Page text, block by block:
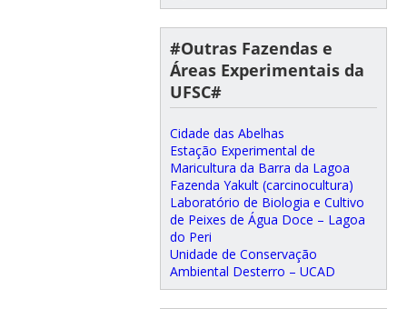
#Outras Fazendas e
Áreas Experimentais da
UFSC#
Cidade das Abelhas
Estação Experimental de
Maricultura da Barra da Lagoa
Fazenda Yakult (carcinocultura)
Laboratório de Biologia e Cultivo
de Peixes de Água Doce – Lagoa
do Peri
Unidade de Conservação
Ambiental Desterro – UCAD